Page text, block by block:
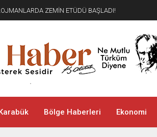
ZEMİN ETÜDÜ BAŞLADI!
Bölge Haberleri Ekonomi